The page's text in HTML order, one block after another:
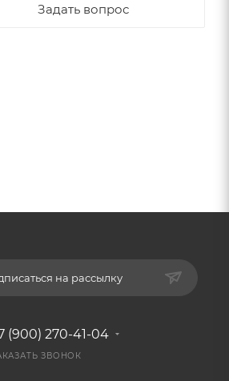
Задать вопрос
на рассылку
(900) 270-41-04
ЗВОНОК